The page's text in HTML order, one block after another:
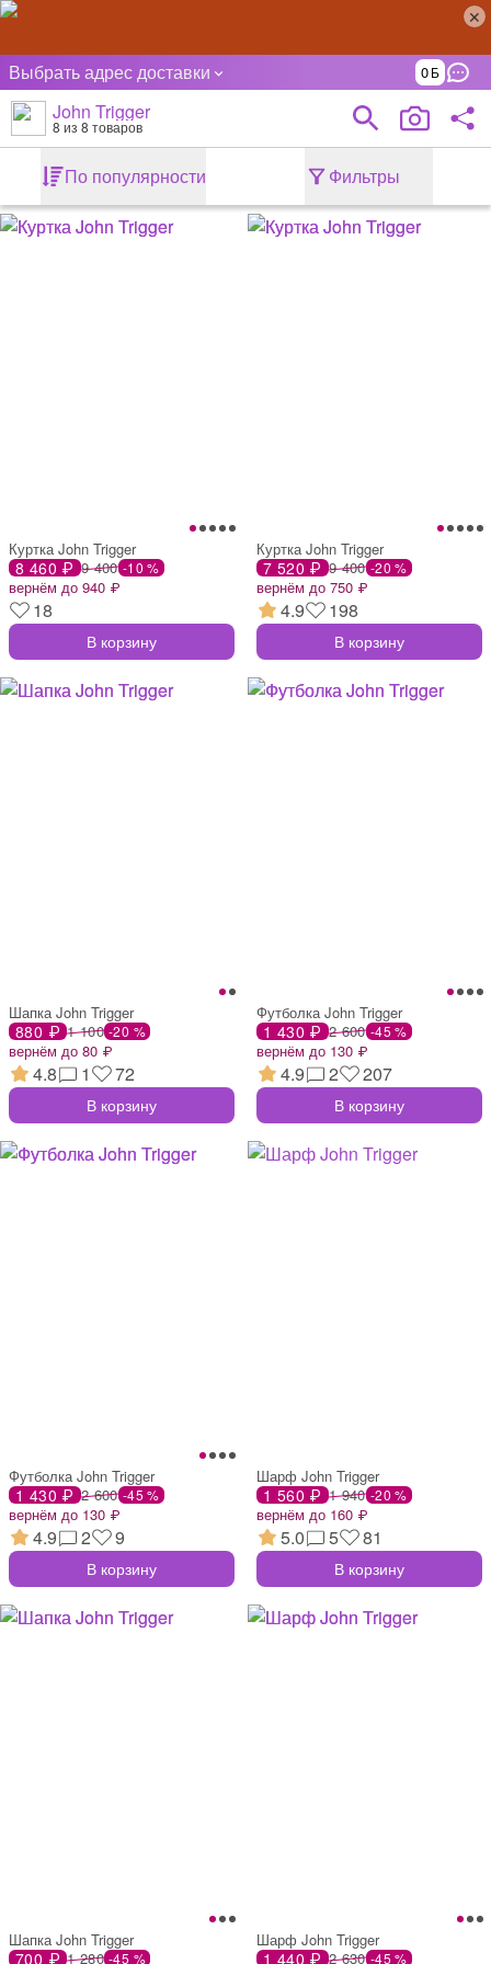
Выбрать адрес доставки 0
John Trigger
8 из 8 товаров
По популярности Фильтры
Куртка John Trigger
8 460 ₽ 9 400 -10 %
вернём до 940 ₽
18
В корзину
Куртка John Trigger
7 520 ₽ 9 400 -20 %
вернём до 750 ₽
4.9 198
В корзину
Шапка John Trigger
880 ₽ 1 100 -20 %
вернём до 80 ₽
4.8 1 72
В корзину
Футболка John Trigger
1 430 ₽ 2 600 -45 %
вернём до 130 ₽
4.9 2 207
В корзину
Футболка John Trigger
1 430 ₽ 2 600 -45 %
вернём до 130 ₽
4.9 2 9
В корзину
Шарф John Trigger
1 560 ₽ 1 940 -20 %
вернём до 160 ₽
5.0 5 81
В корзину
Шапка John Trigger
700 ₽ 1 280 -45 %
Шарф John Trigger
1 440 ₽ 2 630 -45 %